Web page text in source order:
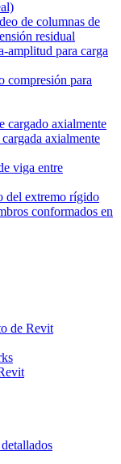
de columnas de
residual
amplitud para carga
compresión para
cargado axialmente
axialmente
viga entre
del extremo rígido
conformados en
de Revit